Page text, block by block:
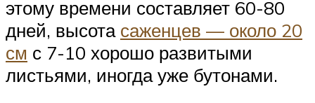
этому времени составляет 60-80
дней, высота саженцев — около 20
см с 7-10 хорошо развитыми
листьями, иногда уже бутонами.